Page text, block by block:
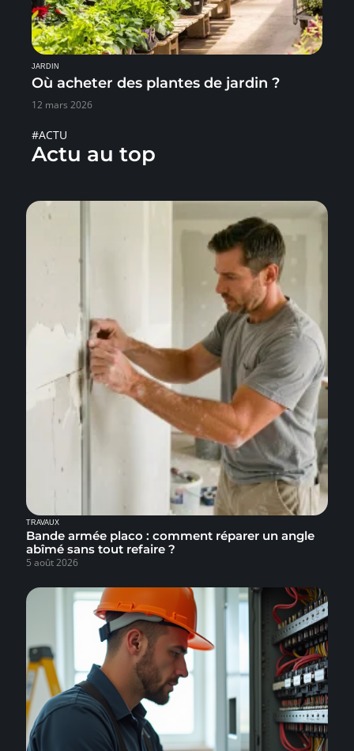
JARDIN
Où acheter des plantes de jardin ?
12 mars 2026
#ACTU
Actu au top
TRAVAUX
Bande armée placo : comment réparer un angle
abîmé sans tout refaire ?
5 août 2026